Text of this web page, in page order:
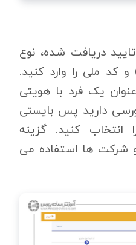
دریافت شده، نوع
ملی را وارد کنید.
یک فرد با هویتی
دارید پس بایستی
انتخاب کنید. گزینه
شرکت ها استفاده می